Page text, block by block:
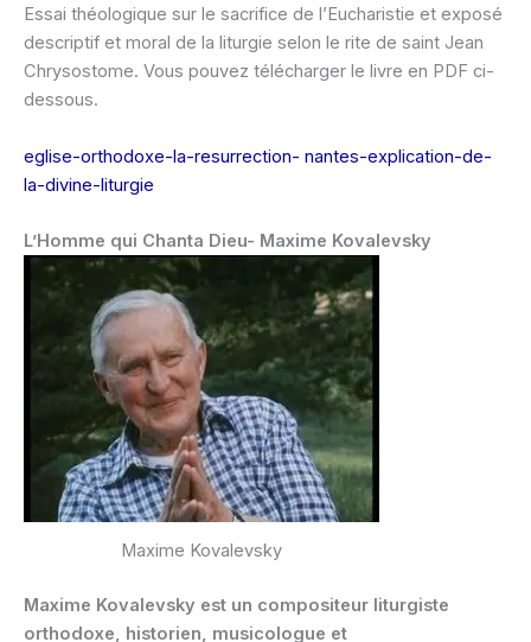
Essai théologique sur le sacrifice de l’Eucharistie et exposé
descriptif et moral de la liturgie selon le rite de saint Jean
Chrysostome. Vous pouvez télécharger le livre en PDF ci-
dessous.
eglise-orthodoxe-la-resurrection- nantes-explication-de-
la-divine-liturgie
L’Homme qui Chanta Dieu- Maxime Kovalevsky
Maxime Kovalevsky
Maxime Kovalevsky est un compositeur liturgiste
orthodoxe, historien, musicologue et